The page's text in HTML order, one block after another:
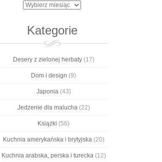
Archiwa
Kategorie
Desery z zielonej herbaty(17)
Dom i design (9)
Japonia(43)
Jedzenie dla malucha(22)
Książki (56)
Kuchnia amerykańska i brytyjska(20)
Kuchnia arabska, perska i turecka(12)